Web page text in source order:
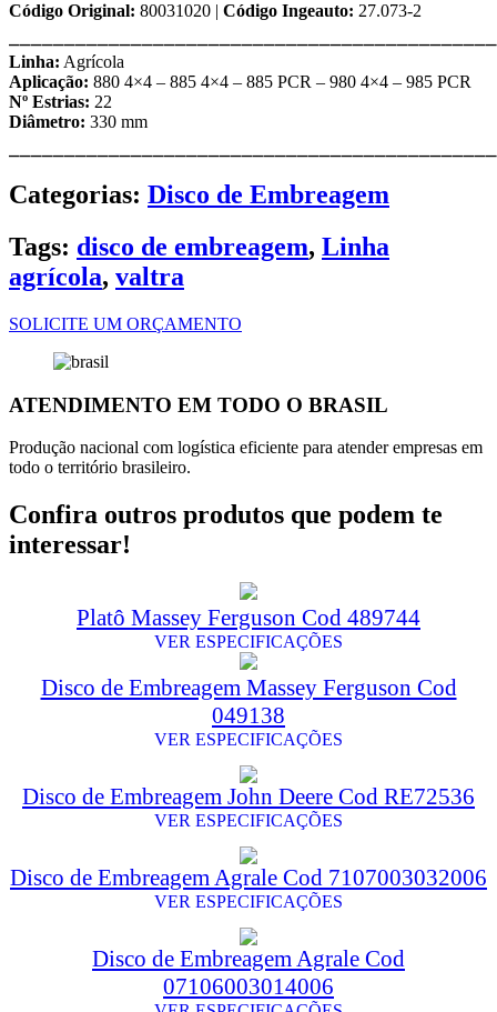
Código Original: 80031020 | Código Ingeauto: 27.073-2
Linha: Agrícola
Aplicação: 880 4×4 – 885 4×4 – 885 PCR – 980 4×4 – 985 PCR
Nº Estrias: 22
Diâmetro: 330 mm
Categorias: Disco de Embreagem
Tags: disco de embreagem, Linha
agrícola, valtra
SOLICITE UM ORÇAMENTO
ATENDIMENTO EM TODO O BRASIL
Produção nacional com logística eficiente para atender empresas em
todo o território brasileiro.
Confira outros produtos que podem te
interessar!
Platô Massey Ferguson Cod 489744
VER ESPECIFICAÇÕES
Disco de Embreagem Massey Ferguson Cod
049138
VER ESPECIFICAÇÕES
Disco de Embreagem John Deere Cod RE72536
VER ESPECIFICAÇÕES
Disco de Embreagem Agrale Cod 7107003032006
VER ESPECIFICAÇÕES
Disco de Embreagem Agrale Cod
07106003014006